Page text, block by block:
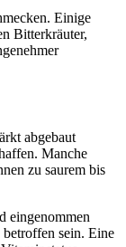
Einige
Bitterkräuter,
abgebaut
Manche
zu saurem bis
eingenommen
sein. Eine